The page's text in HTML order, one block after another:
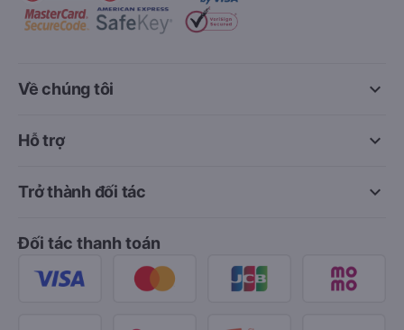
keyboard_arrow_down
Về chúng tôi
keyboard_arrow_down
Hỗ trợ
keyboard_arrow_down
Trở thành đối tác
Đối tác thanh toán